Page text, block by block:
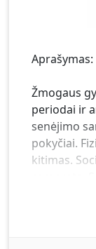
Aprašymas:
Žmogaus
periodai ir
senėjimo
pokyčiai.
kitimas.
trikampis.